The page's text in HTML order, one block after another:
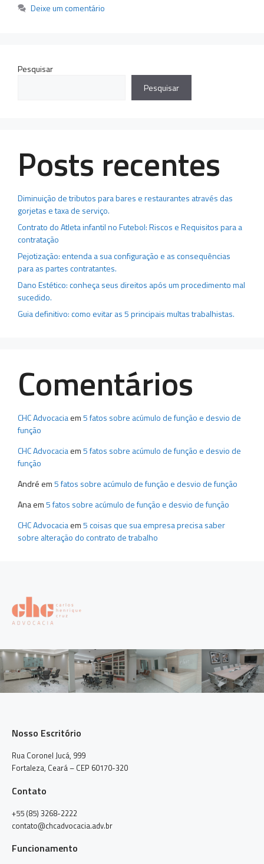
Deixe um comentário
Pesquisar
Pesquisar
Posts recentes
Diminuição de tributos para bares e restaurantes através das
gorjetas e taxa de serviço.
Contrato do Atleta infantil no Futebol: Riscos e Requisitos para a
contratação
Pejotização: entenda a sua configuração e as consequências
para as partes contratantes.
Dano Estético: conheça seus direitos após um procedimento mal
sucedido.
Guia definitivo: como evitar as 5 principais multas trabalhistas.
Comentários
CHC Advocaciaem5 fatos sobre acúmulo de função e desvio de
função
CHC Advocaciaem5 fatos sobre acúmulo de função e desvio de
função
André em5 fatos sobre acúmulo de função e desvio de função
Anaem5 fatos sobre acúmulo de função e desvio de função
CHC Advocaciaem5 coisas que sua empresa precisa saber
sobre alteração do contrato de trabalho
Nosso Escritório
Rua Coronel Jucá, 999
Fortaleza, Ceará – CEP 60170-320
Contato
+55 (85) 3268-2222
contato@chcadvocacia.adv.br
Funcionamento